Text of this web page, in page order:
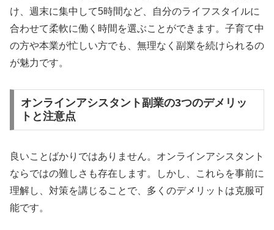
け、週末に集中して5時間など、自分のライフスタイルに
合わせて柔軟に働く時間を選ぶことができます。子育て中
の方や本業が忙しい方でも、無理なく副業を続けられるの
が魅力です。
オンラインアシスタント副業の3つのデメリッ
トと注意点
良いことばかりではありません。オンラインアシスタント
ならではの難しさも存在します。しかし、これらを事前に
理解し、対策を講じることで、多くのデメリットは克服可
能です。